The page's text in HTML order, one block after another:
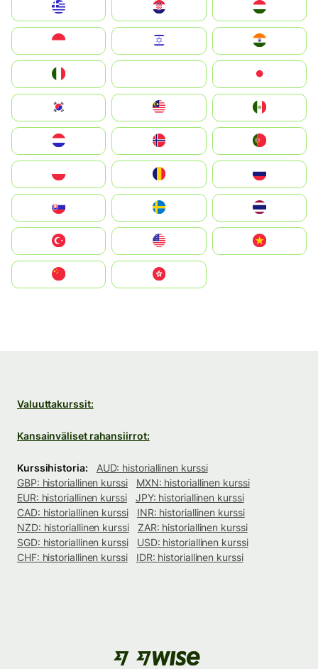
Magyarország
South Korea
United States
中國香港特別行政區
Valuuttakurssit:
Kansainväliset rahansiirrot:
Kurssihistoria:
AUD: historiallinen kurssi
GBP: historiallinen kurssi
MXN: historiallinen kurssi
EUR: historiallinen kurssi
JPY: historiallinen kurssi
CAD: historiallinen kurssi
INR: historiallinen kurssi
NZD: historiallinen kurssi
ZAR: historiallinen kurssi
SGD: historiallinen kurssi
USD: historiallinen kurssi
CHF: historiallinen kurssi
IDR: historiallinen kurssi